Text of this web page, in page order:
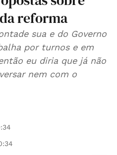
reforma
sua e do Governo
por turnos e em
eu diria que já não
nem com o